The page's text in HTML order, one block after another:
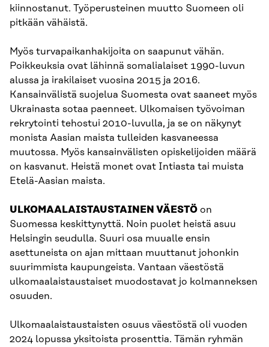
kiinnostanut. Työperusteinen muutto Suomeen oli
pitkään vähäistä.
Myös turvapaikanhakijoita on saapunut vähän.
Poikkeuksia ovat lähinnä somalialaiset 1990-luvun
alussa ja irakilaiset vuosina 2015 ja 2016.
Kansainvälistä suojelua Suomesta ovat saaneet myös
Ukrainasta sotaa paenneet. Ulkomaisen työvoiman
rekrytointi tehostui 2010-luvulla, ja se on näkynyt
monista Aasian maista tulleiden kasvaneessa
muutossa. Myös kansainvälisten opiskelijoiden määrä
on kasvanut. Heistä monet ovat Intiasta tai muista
Etelä-Aasian maista.
ULKOMAALAISTAUSTAINEN VÄESTÖ on
Suomessa keskittynyttä. Noin puolet heistä asuu
Helsingin seudulla. Suuri osa muualle ensin
asettuneista on ajan mittaan muuttanut johonkin
suurimmista kaupungeista. Vantaan väestöstä
ulkomaalaistaustaiset muodostavat jo kolmanneksen
osuuden.
Ulkomaalaistaustaisten osuus väestöstä oli vuoden
2024 lopussa yksitoista prosenttia. Tämän ryhmän